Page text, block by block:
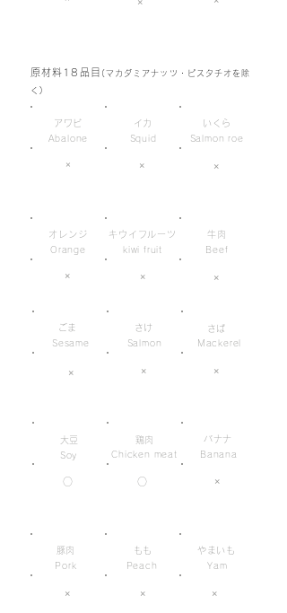
原材料18品目 (マカダミアナッツ・ピスタチオを除
く)
Abalone
×
イカ
Squid
×
Salmon roe
×
アワビ いくら
Orange
×
キウイフルーツ
kiwi fruit
×
オレンジ
Beef
牛肉
×
Sesame
ごま
×
Salmon
さけ
×
Mackerel
さば
×
Soy
大豆
○
Chicken meat
鶏肉
○
Banana
バナナ
×
豚肉
Pork
×
もも
Peach
×
Yam
やまいも
×